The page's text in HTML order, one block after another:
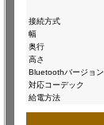
接続方式
幅
奥行
高さ
Bluetoothバージョン
対応コーデック
給電方法